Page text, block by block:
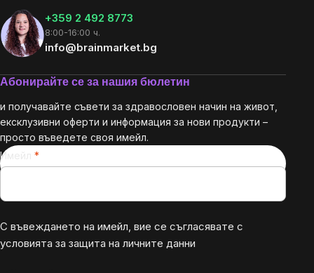
+359 2 492 8773
8:00-16:00 ч.
info@brainmarket.bg
Абонирайте се за нашия бюлетин
и получавайте съвети за здравословен начин на живот,
ексклузивни оферти и информация за нови продукти –
просто въведете своя имейл.
Имейл
С въвеждането на имейл, вие се съгласявате с
условията за защита на личните данни